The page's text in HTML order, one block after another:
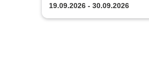
Theater Kiel
19.09.2026 - 30.09.2026